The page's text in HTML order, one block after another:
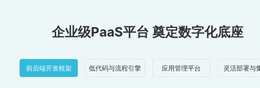
企业级PaaS平台 奠定数字化底座
前后端开发框架 低代码与流程引擎 应用管理平台 灵活部署与